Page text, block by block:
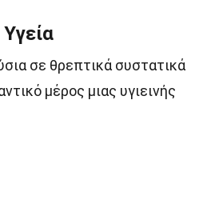
σε θρεπτικά συστατικά
μέρος μιας υγιεινής